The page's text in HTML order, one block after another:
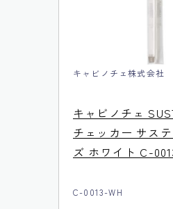
キャビノチェ株式会社
キャビノチェ
チェッカー サス
ズ ホワイト C-
C-0013-WH